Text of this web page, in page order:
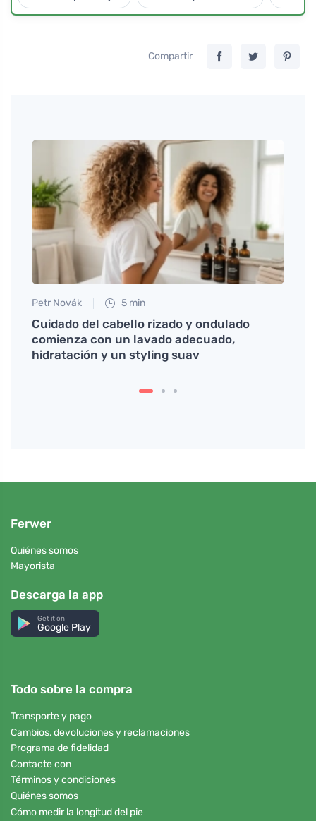
Compartir
Petr Novák 5 min
Cuidado del cabello rizado y ondulado
comienza con un lavado adecuado,
hidratación y un styling suav
Ferwer
Quiénes somos
Mayorista
Descarga la app
Get it on
Google Play
Todo sobre la compra
Transporte y pago
Cambios, devoluciones y reclamaciones
Programa de fidelidad
Contacte con
Términos y condiciones
Quiénes somos
Cómo medir la longitud del pie